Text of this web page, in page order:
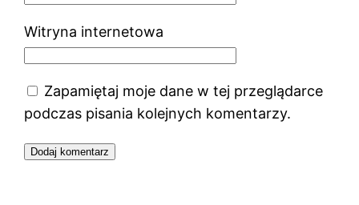
Witryna internetowa
Zapamiętaj moje dane w tej przeglądarce
podczas pisania kolejnych komentarzy.